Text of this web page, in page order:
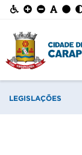
LEGISLAÇÕES